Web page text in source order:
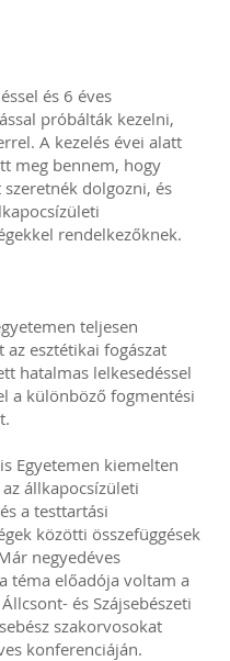
és 6 éves
próbálták kezelni,
A kezelés évei alatt
meg bennem, hogy
dolgozni, és
rendelkezőknek.
teljesen
az esztétikai fogászat
hatalmas lelkesedéssel
a különböző fogmentési
Egyetemen kiemelten
állkapocsízületi
a testtartási
közötti összefüggések
negyedéves
téma előadója voltam a
és Szájsebészeti
szakorvosokat
konferenciáján.